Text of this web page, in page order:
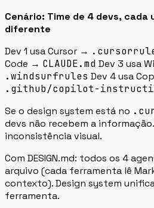
Cenário: Time de 4 devs,
diferente
Dev 1 usa Cursor →
Code → CLAUDE.md Dev 3 usa
.windsurfrules Dev 4 usa
.github/copilot-
Se o design system está no
devs não recebem a
inconsistência visual.
Com DESIGN.md: todos os 4
arquivo (cada ferramenta lê
contexto). Design system
ferramenta.